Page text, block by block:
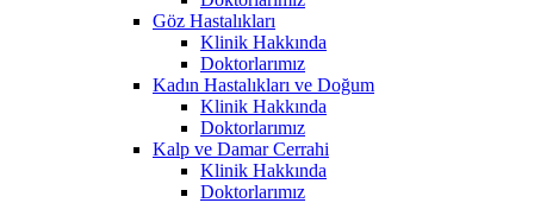
Göz Hastalıkları
Klinik Hakkında
Doktorlarımız
Kadın Hastalıkları ve Doğum
Klinik Hakkında
Doktorlarımız
Kalp ve Damar Cerrahi
Klinik Hakkında
Doktorlarımız